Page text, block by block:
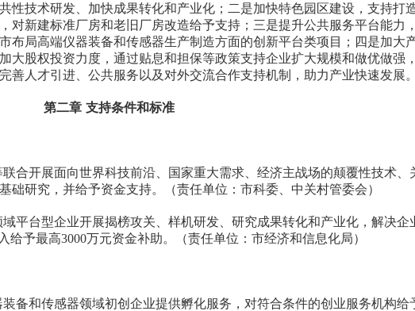
性技术研发、加快成果转化和产业化；二是加快特色园区建设，支持打
对新建标准厂房和老旧厂房改造给予支持；三是提升公共服务平台能力
布局高端仪器装备和传感器生产制造方面的创新平台类项目；四是加大
大股权投资力度，通过贴息和担保等政策支持企业扩大规模和做优做强
善人才引进、公共服务以及对外交流合作支持机制，助力产业快速发展。
第二章 支持条件和标准
开展面向世界科技前沿、国家重大需求、经济主战场的颠覆性技术、
础研究，并给予资金支持。（责任单位：市科委、中关村管委会）
台型企业开展揭榜攻关、样机研发、研究成果转化和产业化，解决企
给予最高3000万元资金补助。（责任单位：市经济和信息化局）
和传感器领域初创企业提供孵化服务，对符合条件的创业服务机构给